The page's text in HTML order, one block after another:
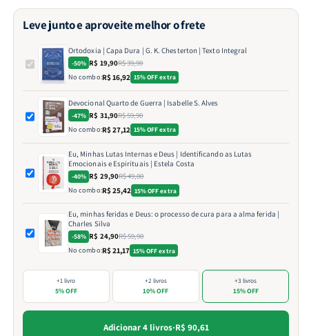
Leve junto e aproveite melhor o frete
Ortodoxia | Capa Dura | G. K. Chesterton | Texto Integral
-50% R$ 19,90R$ 39,90
No combo:R$ 16,92 15% OFF extra
Devocional Quarto de Guerra | Isabelle S. Alves
-47% R$ 31,90R$ 59,90
No combo:R$ 27,12 15% OFF extra
Eu, Minhas Lutas Internas e Deus | Identificando as Lutas
Emocionais e Espirituais | Estela Costa
-40% R$ 29,90R$ 49,80
No combo:R$ 25,42 15% OFF extra
Eu, minhas feridas e Deus: o processo de cura para a alma ferida |
Charles Silva
-58% R$ 24,90R$ 59,90
No combo:R$ 21,17 15% OFF extra
+1 livro
5% OFF
+2 livros
10% OFF
+3 livros
15% OFF
Adicionar 4 livros·R$ 90,61